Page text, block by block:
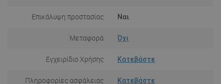
Επικάλυψη προστασίας Ναι
Μεταφορά Όχι
Εγχειρίδιο Χρήσης Κατεβάστε
Πληροφορίες ασφάλειας Κατεβάστε